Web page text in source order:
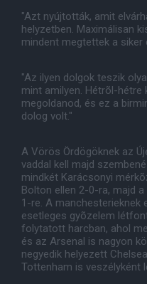
"Azt nyújtották, amit
helyzetben. Maximálisan
mindent megtettek a siker
"Az ilyen dolgok teszik
mint amilyen. Hétrõl-
megoldanod, és ez a
dolog volt."
A Vörös Ördögöknek az
vaddal kell majd
mindkét Karácsonyi
Bolton ellen 2-0-ra, majd
1-re. A
esetleges gyõzelem
folytatott harcban, ahol
és az Arsenal is nagyon
negyedik helyezett
Tottenham is veszélyként